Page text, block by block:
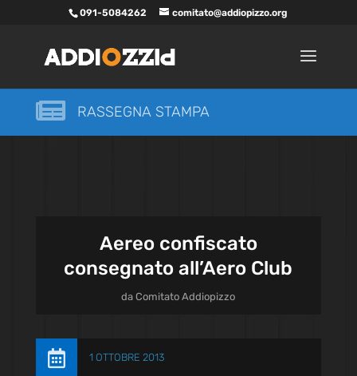
091-5084262 comitato@addiopizzo.org
 RASSEGNA STAMPA
Aereo confiscato
consegnato all’Aero Club
daComitato Addiopizzo
 1 OTTOBRE 2013